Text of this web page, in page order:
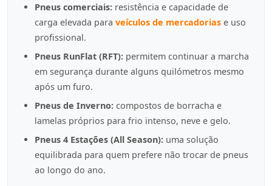
Pneus comerciais: resistência e capacidade de
carga elevada para veículos de mercadorias e uso
profissional.
Pneus RunFlat (RFT): permitem continuar a marcha
em segurança durante alguns quilómetros mesmo
após um furo.
Pneus de Inverno: compostos de borracha e
lamelas próprios para frio intenso, neve e gelo.
Pneus 4 Estações (All Season): uma solução
equilibrada para quem prefere não trocar de pneus
ao longo do ano.